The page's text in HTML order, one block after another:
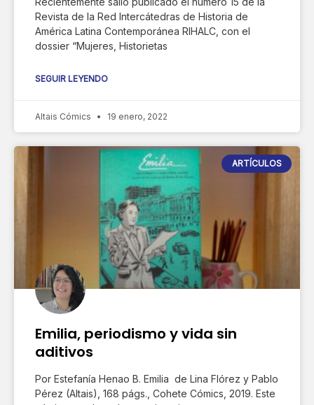
Revista de la Red Intercátedras de Historia de
América Latina Contemporánea RIHALC, con el
dossier “Mujeres, Historietas
SEGUIR LEYENDO
Altais Cómics 19 enero, 2022
ARTÍCULOS
Emilia, periodismo y vida sin
aditivos
Por Estefanía Henao B. Emilia de Lina Flórez y Pablo
Pérez (Altais), 168 págs., Cohete Cómics, 2019. Este